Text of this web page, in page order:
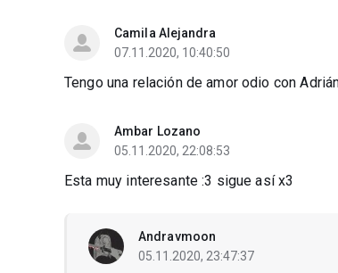
Camila Alejandra
07.11.2020, 10:40:50
Tengo una relación de amor odio con
Ambar Lozano
05.11.2020, 22:08:53
Esta muy interesante :3 sigue así x3
Andravmoon
05.11.2020, 23:47:37